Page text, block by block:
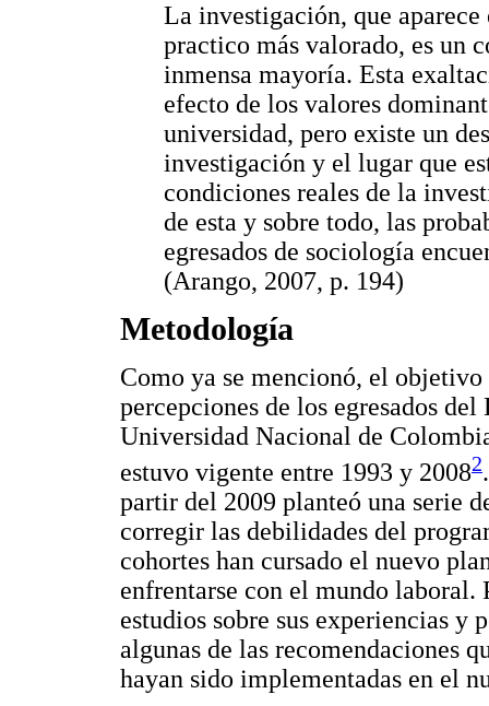
La investigación, que
practico más valorado, es un
inmensa mayoría. Esta
efecto de los valores
universidad, pero existe un
investigación y el lugar que
condiciones reales de la
de esta y sobre todo, las
egresados de sociología
(Arango, 2007, p. 194)
Metodología
Como ya se mencionó, el
percepciones de los egresados
Universidad Nacional de
estuvo vigente entre 1993 y 20082
partir del 2009 planteó una serie
corregir las debilidades del
cohortes han cursado el nuevo
enfrentarse con el mundo laboral.
estudios sobre sus experiencias y
algunas de las recomendaciones
hayan sido implementadas en el